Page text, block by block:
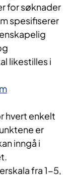
for søknader
spesifiserer
likestilles i
hvert enkelt
er
inngå i
fra 1-5,